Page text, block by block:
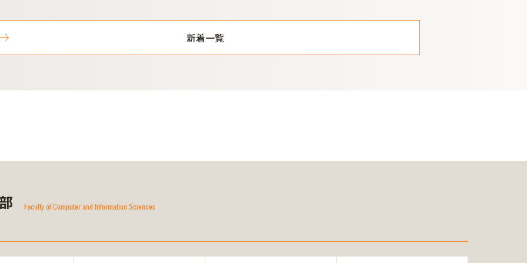
新着一覧
Faculty of Computer and Information Sciences